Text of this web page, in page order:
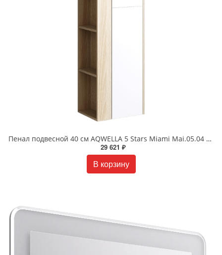
Пенал подвесной 40 см AQWELLA 5 Stars Miami Mai.05.04 Дуб сонома
29 621 ₽
В корзину